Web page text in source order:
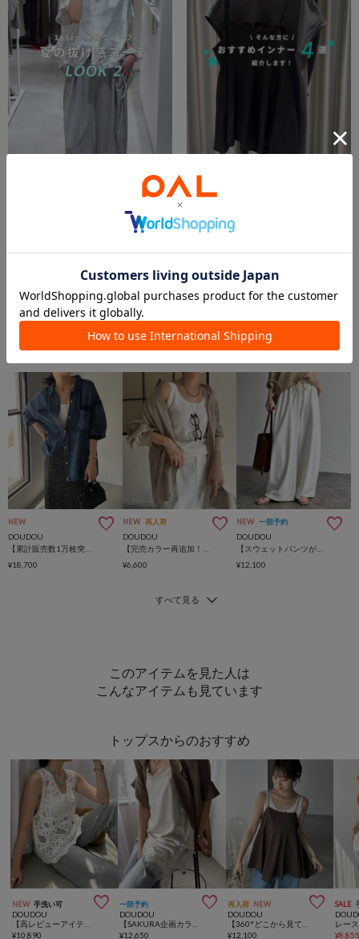
【脱マンネリ】おすすめインナー4選⭐️
NEW
DOUDOU
¥18,700
NEW 再入荷
DOUDOU
¥6,600
NEW 一部予約
DOUDOU
¥12,100
このアイテムを見た人は
こんなアイテムも見ています
トップスからのおすすめ
NEW 手洗い可 
DOUDOU
【高レビューアイテム】刺繍前後2WAYレースタンク
¥10,890
一部予約 
DOUDOU
【SAKURA企画カラーあり】ショート丈アシメレースキャミ
¥12,650
再入荷 NEW 
DOUDOU
【360°どこから見ても大人かわいい】【REI企画】変形切替フレアキャミ
¥12,100
SALE
レー
¥